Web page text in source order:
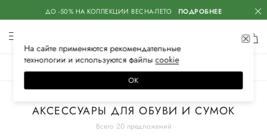
ДО -50% НА КОЛЛЕКЦИИ ВЕСНА-ЛЕТО ПОДРОБНЕЕ
Всего 20 предложений
АКСЕССУАРЫ ДЛЯ ОБУВИ И СУМОК
На сайте применяются рекомендательные
технологии и используются файлысооkiе
ОК